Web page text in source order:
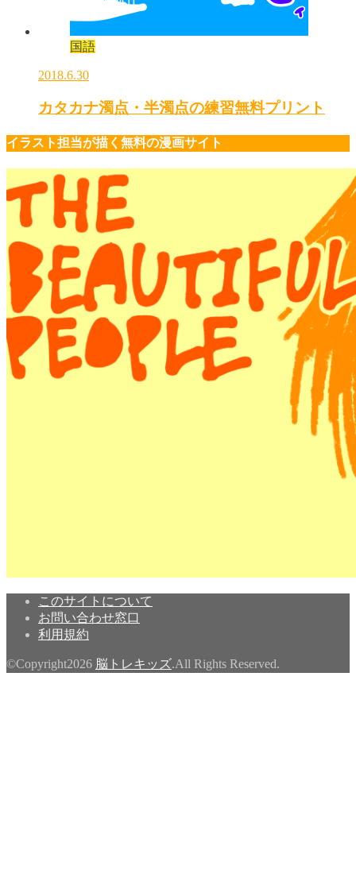
国語
2018.6.30
カタカナ濁点・半濁点の練習無料プリント
イラスト担当が描く無料の漫画サイト
このサイトについて
お問い合わせ窓口
利用規約
©Copyright2026 脳トレキッズ.All Rights Reserved.